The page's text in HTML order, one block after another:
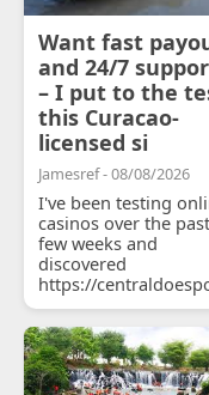
Want fast
and 24/7
– I put to the
this Curacao-
licensed si
Jamesref - 08/08/2026
I've been testing
casinos over the past
few weeks and
discovered
https://